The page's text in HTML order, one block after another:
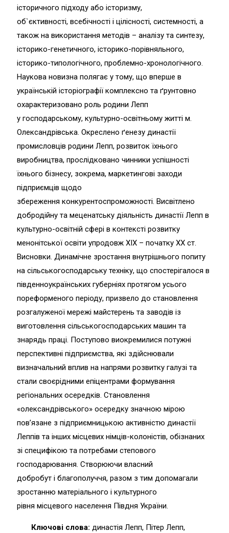
історичного підходу або історизму,
об`єктивності, всебічності і цілісності, системності, а
також на використання методів – аналізу та синтезу,
історико-генетичного, історико-порівняльного,
історико-типологічного, проблемно-хронологічного.
Наукова новизна полягає у тому, що вперше в
українській історіографії комплексно та ґрунтовно
охарактеризовано роль родини Лепп
у господарському, культурно-освітньому житті м.
Олександрівська. Окреслено ґенезу династії
промисловців родини Лепп, розвиток їхнього
виробництва, прослідковано чинники успішності
їхнього бізнесу, зокрема, маркетингові заходи
підприємців щодо
збереження конкурентоспроможності. Висвітлено
добродійну та меценатську діяльність династії Лепп в
культурно-освітній сфері в контексті розвитку
менонітської освіти упродовж ХІХ – початку ХХ ст.
Висновки. Динамічне зростання внутрішнього попиту
на сільськогосподарську техніку, що спостерігалося в
південноукраїнських губерніях протягом усього
пореформеного періоду, призвело до становлення
розгалуженої мережі майстерень та заводів із
виготовлення сільськогосподарських машин та
знарядь праці. Поступово виокремилися потужні
перспективні підприємства, які здійснювали
визначальний вплив на напрями розвитку галузі та
стали своєрідними епіцентрами формування
регіональних осередків. Становлення
«олександрівського» осередку значною мірою
пов’язане з підприємницькою активністю династії
Леппів та інших місцевих німців-колоністів, обізнаних
зі специфікою та потребами степового
господарювання. Створюючи власний
добробут і благополуччя, разом з тим допомагали
зростанню матеріального і культурного
рівня місцевого населення Півдня України.
Ключові слова: династія Лепп, Пітер Лепп,